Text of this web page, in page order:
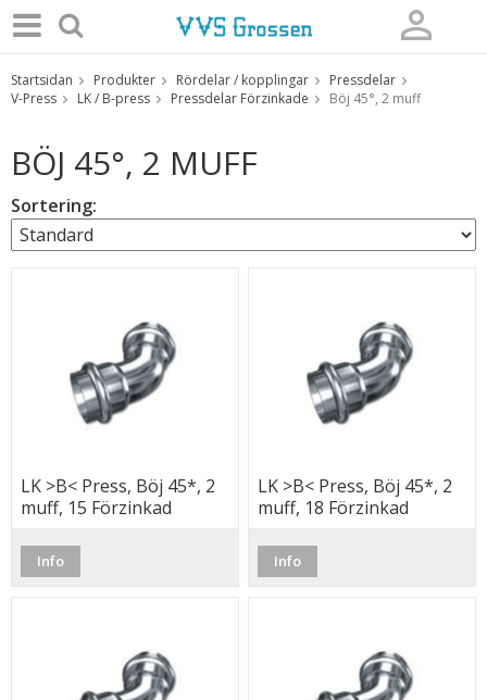
Produkten har blivit tillagd i varukorgen
Startsidan Produkter Rördelar / kopplingar
Pressdelar
V-Press
LK / B-press Pressdelar Förzinkade Böj 45°, 2 muff
BÖJ 45°, 2 MUFF
Sortering:
LK >B< Press, Böj 45*, 2
muff, 15 Förzinkad
Info
LK >B< Press, Böj 45*, 2
muff, 18 Förzinkad
Info